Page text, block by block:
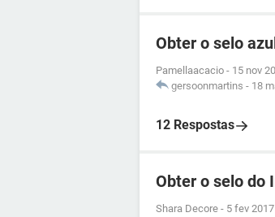
Obter o selo
Pamellaacacio - 15 nov
gersoonmartins - 18
12 Respostas
Obter o selo do
Shara Decore - 5 fev